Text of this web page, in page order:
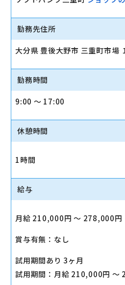
勤務先住所
大分県 豊後大野市 三重町市場
勤務時間
9:00 〜 17:00
休憩時間
1時間
給与
月給 210,000円 〜 278,000円
賞与有無：なし
試用期間あり 3ヶ月
試用期間：月給 210,000円 〜